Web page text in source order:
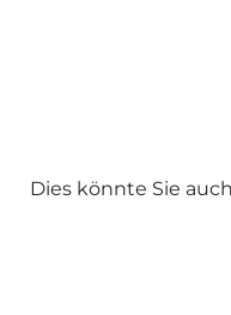
Dies könnte Sie